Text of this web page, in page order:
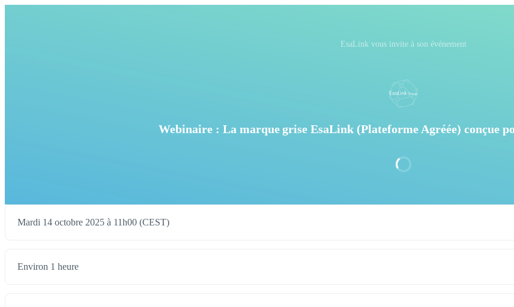
EsaLink vous invite à son événement
Webinaire : La marque grise EsaLink (Plateforme Agréée) conçue
Mardi 14 octobre 2025 à 11h00 (CEST)
Environ 1 heure